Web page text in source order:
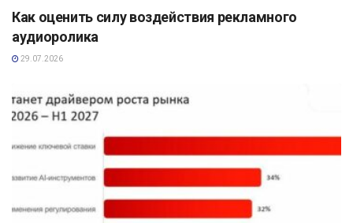
Как оценить силу воздействия рекламного
аудиоролика
29.07.2026